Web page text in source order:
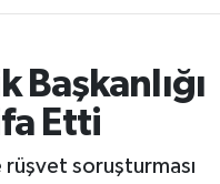
Başkanlığı
Etti
soruşturması
Fikstür